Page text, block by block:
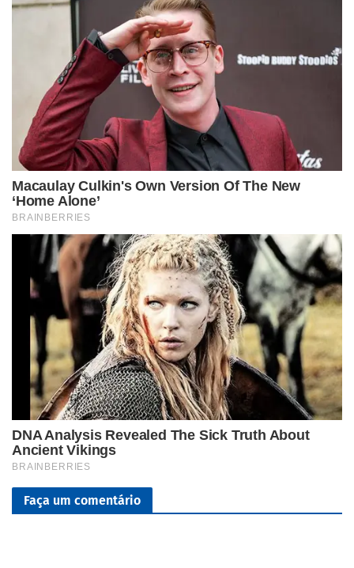
Faça um comentário